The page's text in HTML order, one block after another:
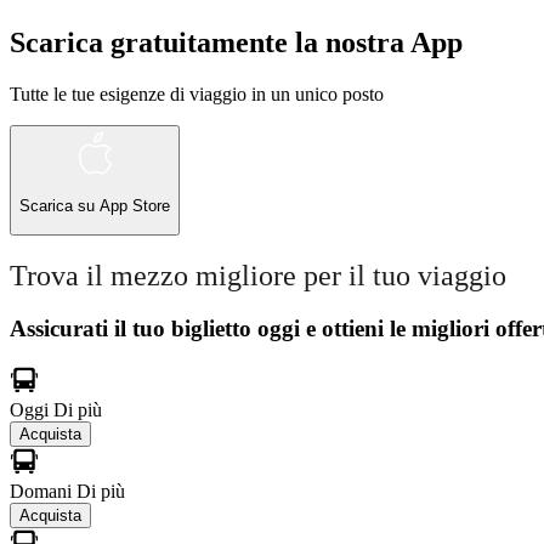
Scarica gratuitamente la nostra App
Tutte le tue esigenze di viaggio in un unico posto
Scarica su App Store
Trova il mezzo migliore per il tuo viaggio
Assicurati il ​​tuo biglietto oggi e ottieni le migliori
Oggi Di più
Acquista
Domani Di più
Acquista